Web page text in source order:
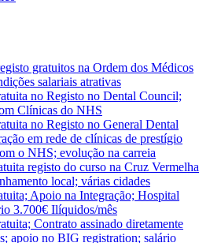
gratuitos na Ordem dos Médicos
salariais atrativas
no Registo no Dental Council;
Clínicas do NHS
no Registo no General Dental
em rede de clínicas de prestígio
o NHS; evolução na carreia
registo do curso na Cruz Vermelha
local; várias cidades
Apoio na Integração; Hospital
3.700€ Ilíquidos/mês
Contrato assinado diretamente
apoio no BIG registration; salário